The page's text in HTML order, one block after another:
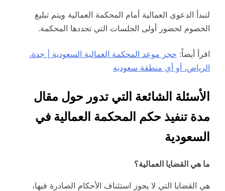
لتبدأ الدعوى العمالية أمام المحكمة العمالية ويتم تبليغ
الخصوم لحضور أولى الجلسات التي تحددها المحكمة.
اقرأ أيضاً: حجز موعد المحكمة العمالية السعودية | جدة،
الرياض، أو أي منطقة سعودية
الأسئلة الشائعة التي تدور حول مقال
مدة تنفيذ حكم المحكمة العمالية في
السعودية
ما هي القضايا العمالية؟
هي القضايا التي لا يجوز استئناف الأحكام الصادرة فيها،